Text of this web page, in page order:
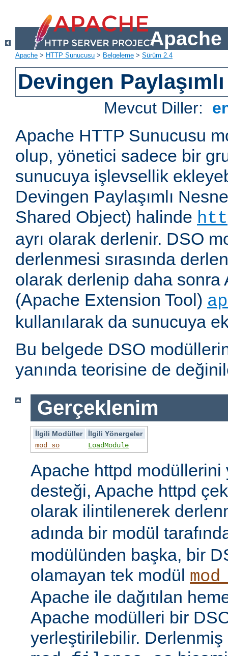
Apache
Apache > HTTP Sunucusu > Belgeleme > Sürüm 2.4
Devingen
Mevcut Diller:
Apache HTTP Sunucusu
olup, yönetici sadece bir
sunucuya işlevsellik
Devingen Paylaşımlı
Shared Object) halinde
ayrı olarak derlenir. DSO
derlenmesi sırasında
olarak derlenip daha sonra
(Apache Extension Tool)
kullanılarak da sunucuya
Bu belgede DSO
yanında teorisine de
Gerçeklenim
İlgili Modüller
İlgili Yönergeler
mod_so
LoadModule
Apache httpd
desteği, Apache httpd
olarak ilintilenerek
adında bir modül
modülünden başka, bir
olamayan tek modül
Apache ile dağıtılan
Apache modülleri bir
yerleştirilebilir.